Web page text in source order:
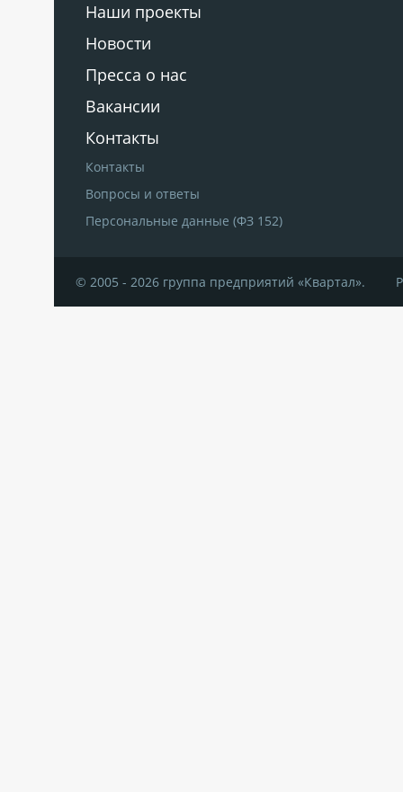
Наши проекты
Новости
Пресса о нас
Вакансии
Контакты
Контакты
Вопросы и ответы
Персональные данные (ФЗ 152)
© 2005 - 2026 группа предприятий «Квартал».